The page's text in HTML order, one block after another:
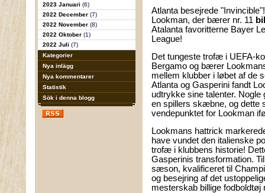
2023 Januari (6)
2022 December (7)
2022 November (8)
2022 Oktober (1)
2022 Juli (7)
Kategorier
Nya inlägg
Nya kommentarer
Statistik
Sök i denna blogg
Atlanta besejrede
Lookman, der bærer nr. 11
Atalanta favoritterne Bayer
League!
Det tungeste trofæ i UEFA-
Bergamo og bærer
mellem klubber i løbet af de
Atlanta og Gasperini fandt
udtrykke sine talenter.
en spillers skæbne, og dette
vendepunktet for Lookman
Lookmans hattrick
have vundet den italienske
trofæ i klubbens historie!
Gasperinis transformation.
sæson, kvalificeret til
og besejring af det
mesterskab billige fodboldtøj